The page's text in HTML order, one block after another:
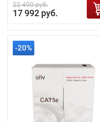
22 490 руб.
17 992 руб.
-20%